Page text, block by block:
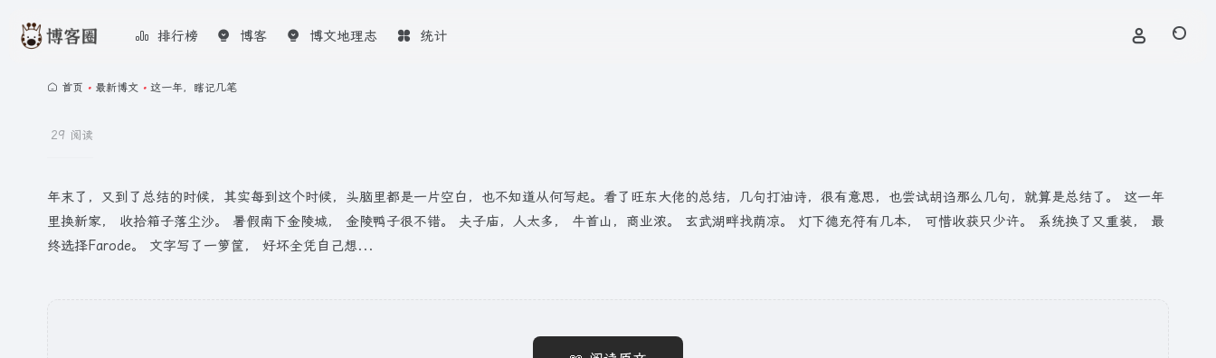
排行榜 博客 博文地理志 统计
首页 • 最新博文 • 这一年，瞎记几笔
29 阅读
年末了，又到了总结的时候，其实每到这个时候，头脑里都是一片空白，也不知道从何写起。看了旺东大佬的总结，几句打油诗，很有意思，也尝试胡诌那么几句，就算是总结了。 这一年
里换新家， 收拾箱子落尘沙。 暑假南下金陵城， 金陵鸭子很不错。 夫子庙，人太多， 牛首山，商业浓。 玄武湖畔找荫凉。 灯下德充符有几本， 可惜收获只少许。 系统换了又重装， 最
终选择Farode。 文字写了一箩筐， 好坏全凭自己想...